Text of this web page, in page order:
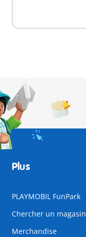
Plus
PLAYMOBIL FunPark
Chercher un magasin
Merchandise